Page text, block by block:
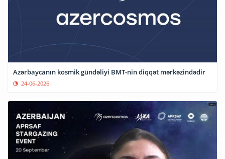
Azərbaycanın kosmik gündəliyi BMT-nin diqqət mərkəzindədir
24-06-2026